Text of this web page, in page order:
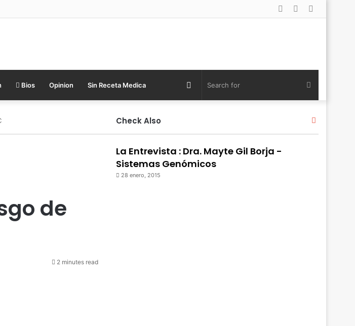
Random
Log
Bios Opinion Sin Receta Medica Search
Random
de
2 minutes read
Check Also Close
La Entrevista : Dra. Mayte Gil Borja -
Sistemas Genómicos
28 enero, 2015